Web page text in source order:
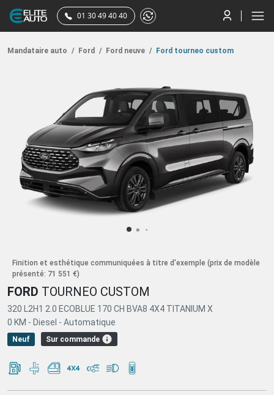
01 30 49 40 40
Mandataire auto / Ford / Ford neuve / Ford tourneo custom
Finition et esthétique communiquées à titre d'exemple (prix de modèle
présenté: 71 551 €)
FORD TOURNEO CUSTOM
320 L2H1 2.0 ECOBLUE 170 CH BVA8 4X4 TITANIUM X
0 KM - Diesel - Automatique
Neuf Sur commande